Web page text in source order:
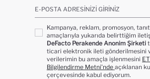
E-POSTA ADRESINIZI GIRINIZ
Kampanya, reklam, promosyon,
amaçlarıyla yukarıda belirttiğim
DeFacto Perakende Anonim Şirketi
ticari elektronik ileti gönderilmesini
verilerimin bu amaçla işlenmesini
Bilgilendirme Metni’nde açıklanan
çerçevesinde kabul ediyorum.